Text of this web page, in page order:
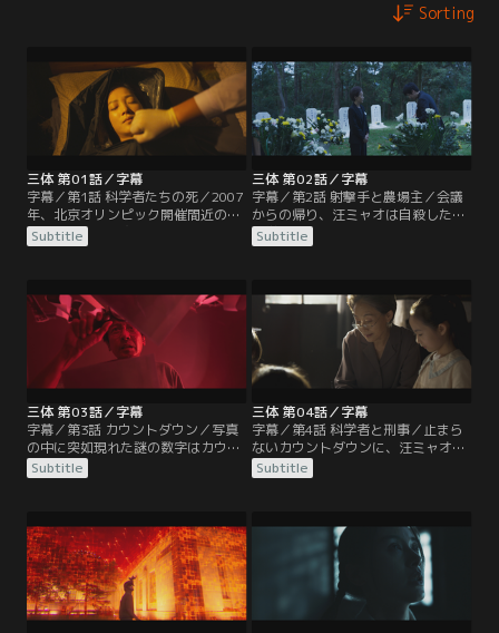
Sorting
三体 第01話／字幕
字幕／第1話 科学者たちの死／2007
年、北京オリンピック開催間近の中
国。ナノ素材研究者の汪ミャオ（ワ
ン・ミャオ）は突然訪ねてきた警官
関わりを質問される。史強の無礼な
態度に汪ミャオは返答を拒むが、同
行していた軍人にある会議への出席
を要請され、やむなく同意。
Subtitle
三体 第02話／字幕
字幕／第2話 射撃手と農場主／会議
からの帰り、汪ミャオは自殺した物
理学者の1人である楊冬（ヤン・ド
ン）の恋人、丁儀（ディン・イー）
ードに誘う。奇妙な“実験”のあと、
丁儀は楊冬の実験基地であり得ない
実験結果が出たこと、その結果が実
験を行う前に楊冬の指導教授に届い
ていたことを語る。
Subtitle
三体 第03話／字幕
字幕／第3話 カウントダウン／写真
の中に突如現れた謎の数字はカウン
トダウン。そう気づいた汪ミャオ
は、さまざまな角度から検討を行う
撮影するよう頼み、祈るような気持
ちで現像をするが、2人が撮った写
真に数字は現れなかった。カウント
ダウンが現れるのは自分が撮影した
写真だけだと悟った彼は…。
Subtitle
三体 第04話／字幕
字幕／第4話 科学者と刑事／止まら
ないカウントダウンに、汪ミャオは
睡眠を取ることもできず憔悴しきっ
ていた。科学では解明できない現象
自殺した科学者たちが頭を離れな
い。勤務先の国家ナノサイエンステ
クノロジー研究センターのラボに向
かった汪ミャオは、部下との会話か
Subtitle